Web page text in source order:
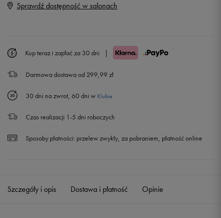
M
XL Powiadom o dostępności
Sprawdź dostępność w salonach
Kup teraz i zapłać za 30 dni |
Darmowa dostawa od 299,99 zł
30 dni na zwrot, 60 dni w Klubie
Czas realizacji 1-5 dni roboczych
Sposoby płatności: przelew zwykły, za pobraniem, płatność online
Szczegóły i opis Dostawa i płatność Opinie